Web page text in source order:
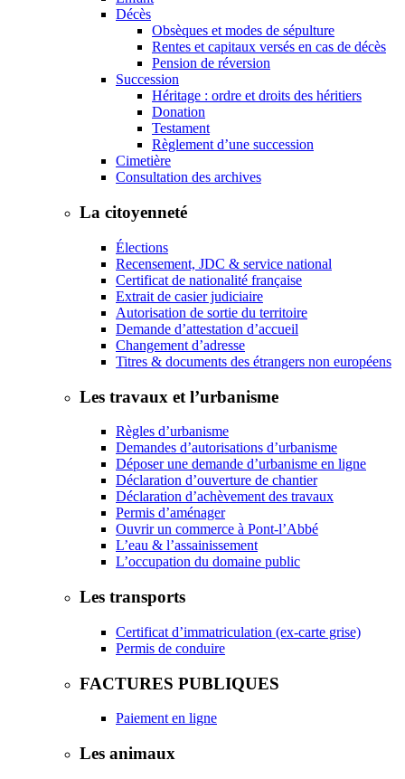
Décès
Obsèques et modes de sépulture
Rentes et capitaux versés en cas de décès
Pension de réversion
Succession
Héritage : ordre et droits des héritiers
Donation
Testament
Règlement d’une succession
Cimetière
Consultation des archives
La citoyenneté
Élections
Recensement, JDC & service national
Certificat de nationalité française
Extrait de casier judiciaire
Autorisation de sortie du territoire
Demande d’attestation d’accueil
Changement d’adresse
Titres & documents des étrangers non européens
Les travaux et l’urbanisme
Règles d’urbanisme
Demandes d’autorisations d’urbanisme
Déposer une demande d’urbanisme en ligne
Déclaration d’ouverture de chantier
Déclaration d’achèvement des travaux
Permis d’aménager
Ouvrir un commerce à Pont-l’Abbé
L’eau & l’assainissement
L’occupation du domaine public
Les transports
Certificat d’immatriculation (ex-carte grise)
Permis de conduire
FACTURES PUBLIQUES
Paiement en ligne
Les animaux